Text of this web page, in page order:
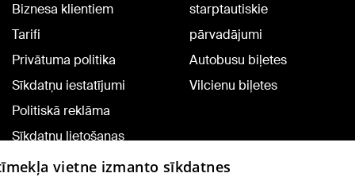
Biznesa klientiem
Tarifi
Privātuma politika
Sīkdatņu iestatījumi
Politiskā reklāma
Sīkdatņu lietošanas
noteikumi
starptautiskie
pārvadājumi
Autobusu biļetes
Vilcienu biļetes
vietne izmanto sīkdatnes